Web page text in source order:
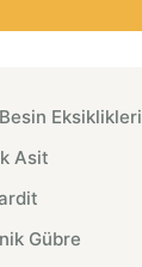
Eksiklikleri
Asit
Gübre